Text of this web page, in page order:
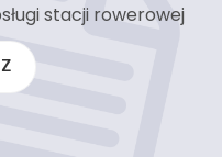
stacji rowerowej